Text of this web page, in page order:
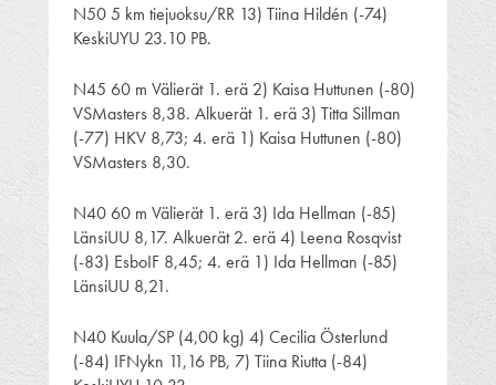
N50 5 km tiejuoksu/RR 13) Tiina Hildén (-74)
KeskiUYU 23.10 PB.
N45 60 m Välierät 1. erä 2) Kaisa Huttunen (-80)
VSMasters 8,38. Alkuerät 1. erä 3) Titta Sillman
(-77) HKV 8,73; 4. erä 1) Kaisa Huttunen (-80)
VSMasters 8,30.
N40 60 m Välierät 1. erä 3) Ida Hellman (-85)
LänsiUU 8,17. Alkuerät 2. erä 4) Leena Rosqvist
(-83) EsboIF 8,45; 4. erä 1) Ida Hellman (-85)
LänsiUU 8,21.
N40 Kuula/SP (4,00 kg) 4) Cecilia Österlund
(-84) IFNykn 11,16 PB, 7) Tiina Riutta (-84)